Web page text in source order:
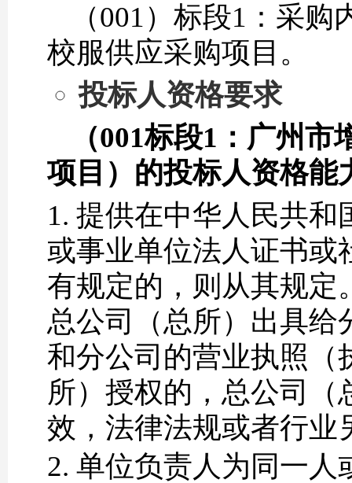
（001）标段1：采
校服供应采购项目。
投标人资格要求
（001标段1： 广州市
项目 ）的投标人资格能
提供在中华人民共和
或事业单位法人证书或
有规定的，则从其规定
总公司（总所）出具给
和分公司的营业执照（
所）授权的，总公司
效，法律法规或者行业
单位负责人为同一人